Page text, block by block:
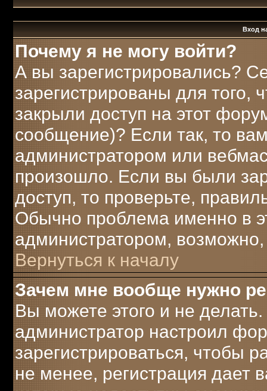
Вход
Почему я не могу войти?
А вы зарегистрировались?
зарегистрированы для
закрыли доступ на этот
сообщение)? Если так, то
администратором или
произошло. Если вы были
доступ, то проверьте,
Обычно проблема именно в
администратором,
Вернуться к началу
Зачем мне вообще нужно
Вы можете этого и не делать.
администратор настроил
зарегистрироваться, чтобы
не менее, регистрация дает